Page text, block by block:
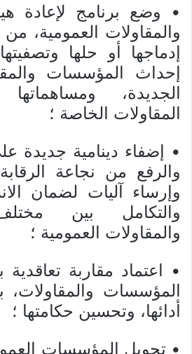
• وضع برنامج لإعادة
والمقاولات العمومية،
إدماجها أو حلها
إحداث المؤسسات
الجديدة،
المقاولات الخاصة ؛
• إضفاء دينامية جديدة
والرفع من نجاعة الرقابة
وإرساء آليات لضمان
والتكامل بين
والمقاولات العمومية ؛
• اعتماد مقاربة
المؤسسات
أدائها، وتحسين حكامتها ؛
• تحويل المؤسسات